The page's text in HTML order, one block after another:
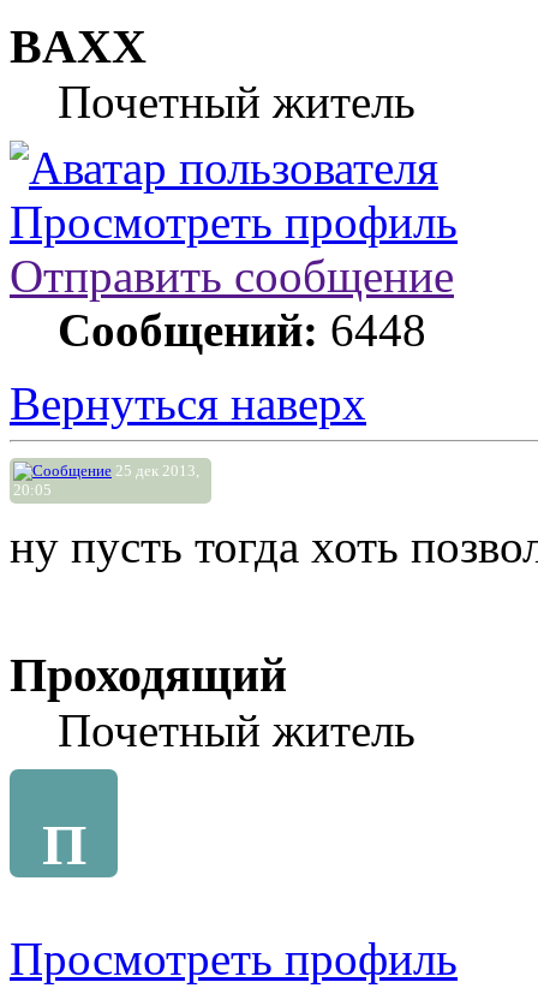
BAXX
Почетный житель
Просмотреть профиль
Отправить сообщение
Сообщений: 6448
Вернуться наверх
25 дек 2013,
20:05
ну пусть тогда хоть
Проходящий
Почетный житель
П
Просмотреть профиль